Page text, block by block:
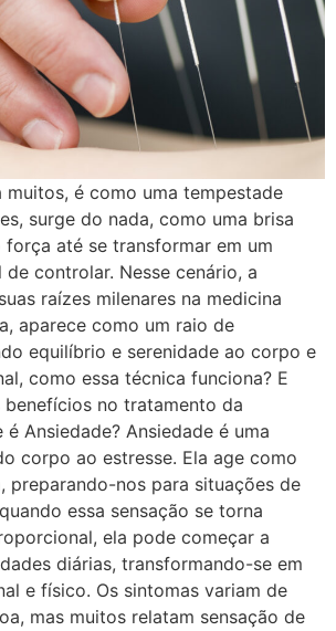
muitos, é como uma tempestade
surge do nada, como uma brisa
força até se transformar em um
controlar. Nesse cenário, a
raízes milenares na medicina
aparece como um raio de
equilíbrio e serenidade ao corpo e
como essa técnica funciona? E
benefícios no tratamento da
é Ansiedade? Ansiedade é uma
corpo ao estresse. Ela age como
preparando-nos para situações de
essa sensação se torna
ela pode começar a
diárias, transformando-se em
e físico. Os sintomas variam de
mas muitos relatam sensação de